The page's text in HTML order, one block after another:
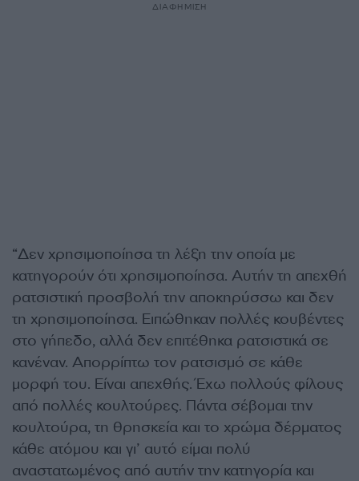
ΔΙΑΦΗΜΙΣΗ
“Δεν χρησιμοποίησα τη λέξη την οποία με
κατηγορούν ότι χρησιμοποίησα. Αυτήν τη απεχθή
ρατσιστική προσβολή την αποκηρύσσω και δεν
τη χρησιμοποίησα. Ειπώθηκαν πολλές κουβέντες
στο γήπεδο, αλλά δεν επιτέθηκα ρατσιστικά σε
κανέναν. Απορρίπτω τον ρατσισμό σε κάθε
μορφή του. Είναι απεχθής. Έχω πολλούς φίλους
από πολλές κουλτούρες. Πάντα σέβομαι την
κουλτούρα, τη θρησκεία και το χρώμα δέρματος
κάθε ατόμου και γι’ αυτό είμαι πολύ
αναστατωμένος από αυτήν την κατηγορία και